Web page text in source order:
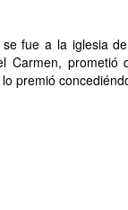
fue a la iglesia
Carmen, prometió
premió